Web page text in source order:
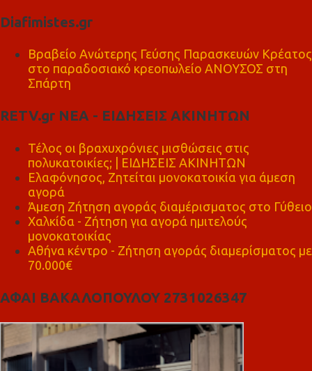
Diafimistes.gr
Βραβείο Ανώτερης Γεύσης Παρασκευών Κρέατος
στο παραδοσιακό κρεοπωλείο ΑΝΟΥΣΟΣ στη
Σπάρτη
RETV.gr ΝΕΑ - ΕΙΔΗΣΕΙΣ ΑΚΙΝΗΤΩΝ
Τέλος οι βραχυχρόνιες μισθώσεις στις
πολυκατοικίες; | ΕΙΔΗΣΕΙΣ ΑΚΙΝΗΤΩΝ
Ελαφόνησος, Ζητείται μονοκατοικία για άμεση
αγορά
Άμεση Ζήτηση αγοράς διαμέρισματος στο Γύθειο
Χαλκίδα - Ζήτηση για αγορά ημιτελούς
μονοκατοικίας
Αθήνα κέντρο - Ζήτηση αγοράς διαμερίσματος με
70.000€
ΑΦΑΙ ΒΑΚΑΛΟΠΟΥΛΟΥ 2731026347